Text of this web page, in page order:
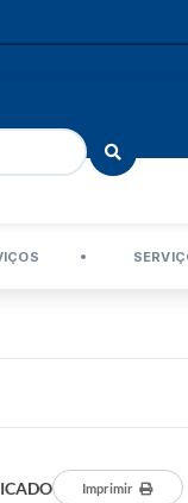
Imprimir